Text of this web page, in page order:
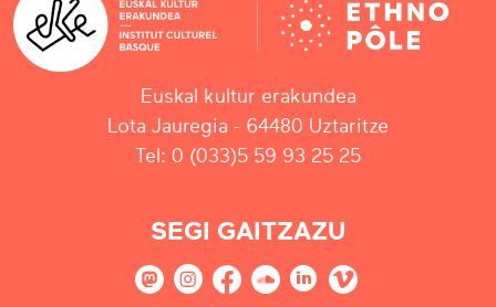
Euskal kultur erakundea
Lota Jauregia - 64480 Uztaritze
Tel: 0 (033)5 59 93 25 25
SEGI GAITZAZU